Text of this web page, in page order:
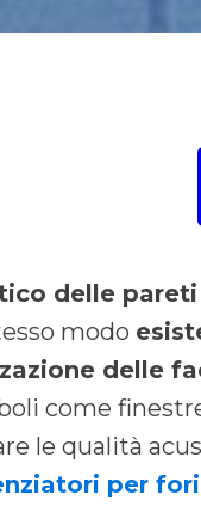
delle pareti
modo
delle
come
le qualità
per